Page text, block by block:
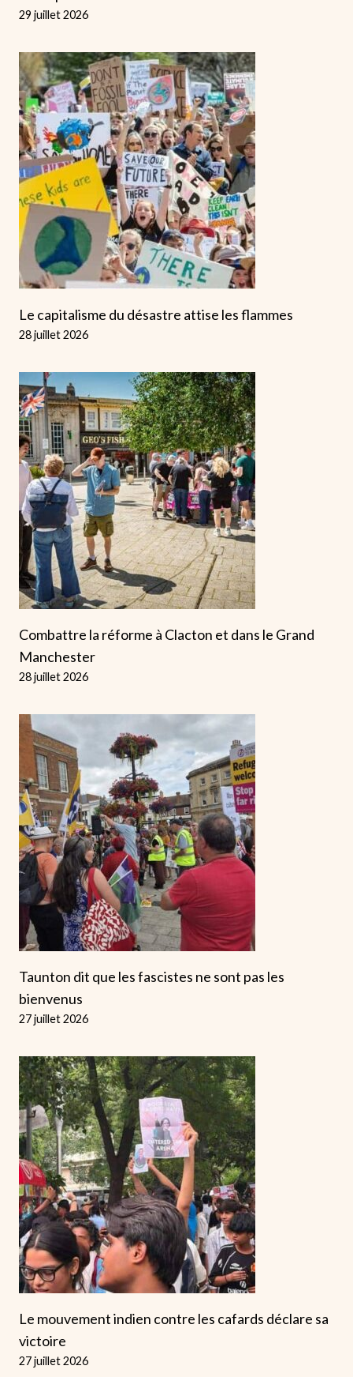
29 juillet 2026
Le capitalisme du désastre attise les flammes
28 juillet 2026
Combattre la réforme à Clacton et dans le Grand
Manchester
28 juillet 2026
Taunton dit que les fascistes ne sont pas les
bienvenus
27 juillet 2026
Le mouvement indien contre les cafards déclare sa
victoire
27 juillet 2026